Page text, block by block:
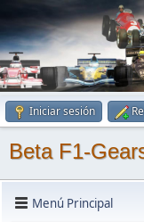
Iniciar sesión
Beta F1-
Menú Principal